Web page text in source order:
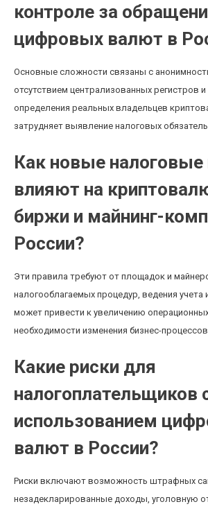
контроле за
цифровых валют в
Основные сложности связаны с
отсутствием централизованных регистров
определения реальных владельцев
затрудняет выявление налоговых
Как новые налоговые
влияют на
биржи и майнинг-
России?
Эти правила требуют от площадок и
налогооблагаемых процедур, ведения учета
может привести к увеличению
необходимости изменения бизнес-
Какие риски для
налогоплательщиков
использованием
валют в России?
Риски включают возможность штрафных
незадекларированные доходы, уголовную